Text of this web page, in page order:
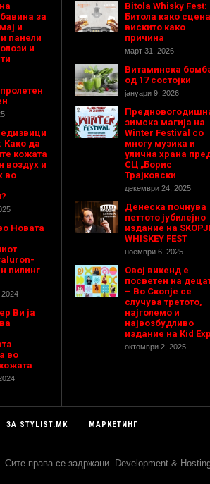
за
и
панели
и
Како да
кожата
воздух и
во
Новата
пилинг
2024
Ви ја
во
Bitola Whisky Fest:
Битола како
вискито како
причина
март 31, 2026
Витаминска
од 17 состојки
јануари 9, 2026
зимска магија на
Winter Festival со
многу музика и
улична храна
СЦ „Борис
Трајковски
декември 24, 2025
Денеска почнува
петтото јубилејно
издание на
WHISKEY FEST
ноември 6, 2025
Овој викенд е
посветен на
– Во Скопје се
случува третото,
најголемо и
највозбудливо
издание на Kid
октомври 2, 2025
ЗА STYLIST.MK МАРКЕТИНГ
права се задржани. Development &